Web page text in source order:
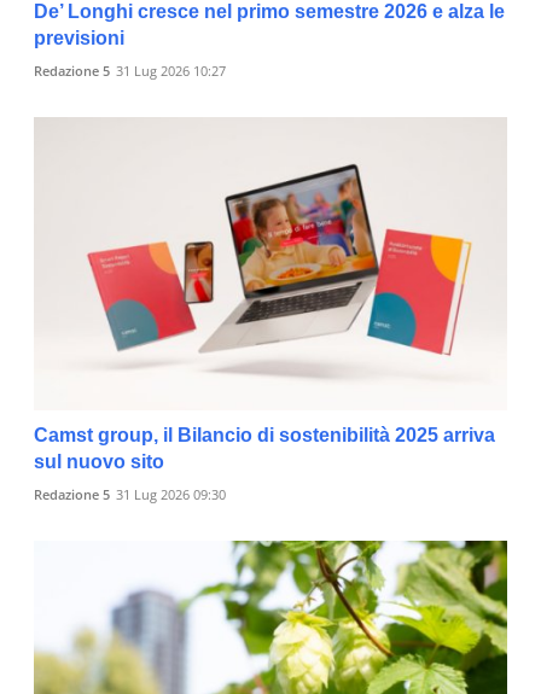
De’ Longhi cresce nel primo semestre 2026 e alza le
previsioni
Redazione 5 31 Lug 2026 10:27
Camst group, il Bilancio di sostenibilità 2025 arriva
sul nuovo sito
Redazione 5 31 Lug 2026 09:30